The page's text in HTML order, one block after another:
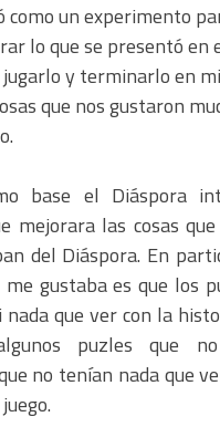
como un experimento
lo que se presentó en
y terminarlo en mi
que nos gustaron
base el Diáspora
mejorara las cosas
del Diáspora. En
gustaba es que los
que ver con la
puzles que
no tenían nada que